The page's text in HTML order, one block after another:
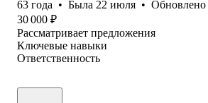
63 года • Была 22 июля • Обновлено
30 000 ₽
Рассматривает предложения
Ключевые навыки
Ответственность